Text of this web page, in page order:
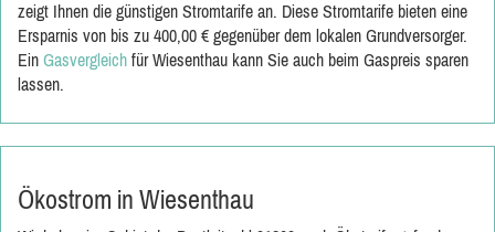
zeigt Ihnen die günstigen Stromtarife an. Diese Stromtarife bieten eine
Ersparnis von bis zu 400,00 € gegenüber dem lokalen Grundversorger.
Ein Gasvergleich für Wiesenthau kann Sie auch beim Gaspreis sparen
lassen.
Ökostrom in Wiesenthau